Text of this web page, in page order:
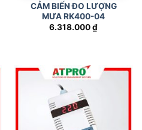
CẢM BIẾN ĐO LƯỢNG
MƯA RK400-04
6.318.000₫